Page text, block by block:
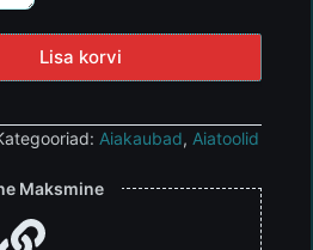
Lisa korvi
Aiakaubad, Aiatoolid
Maksmine